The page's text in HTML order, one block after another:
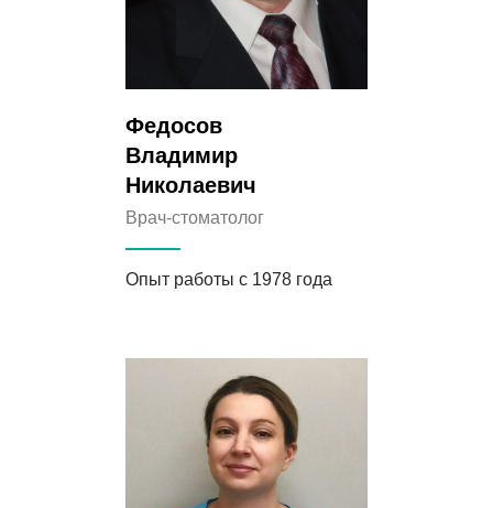
Федосов
Владимир
Николаевич
Врач-стоматолог
Опыт работы с 1978 года